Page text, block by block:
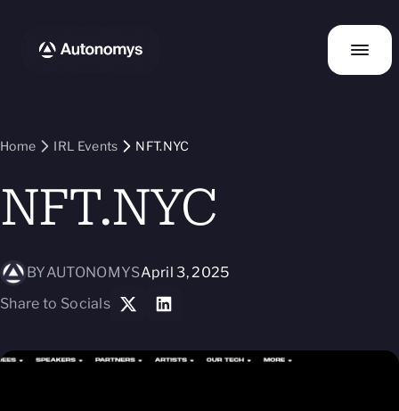
Home IRL Events NFT.NYC
NFT.NYC
BYAUTONOMYSApril 3, 2025
Share to Socials